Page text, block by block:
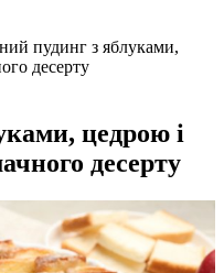
пудинг з яблуками,
десерту
цедрою і
десерту